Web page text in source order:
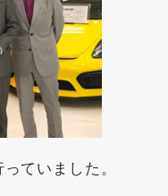
ていました。